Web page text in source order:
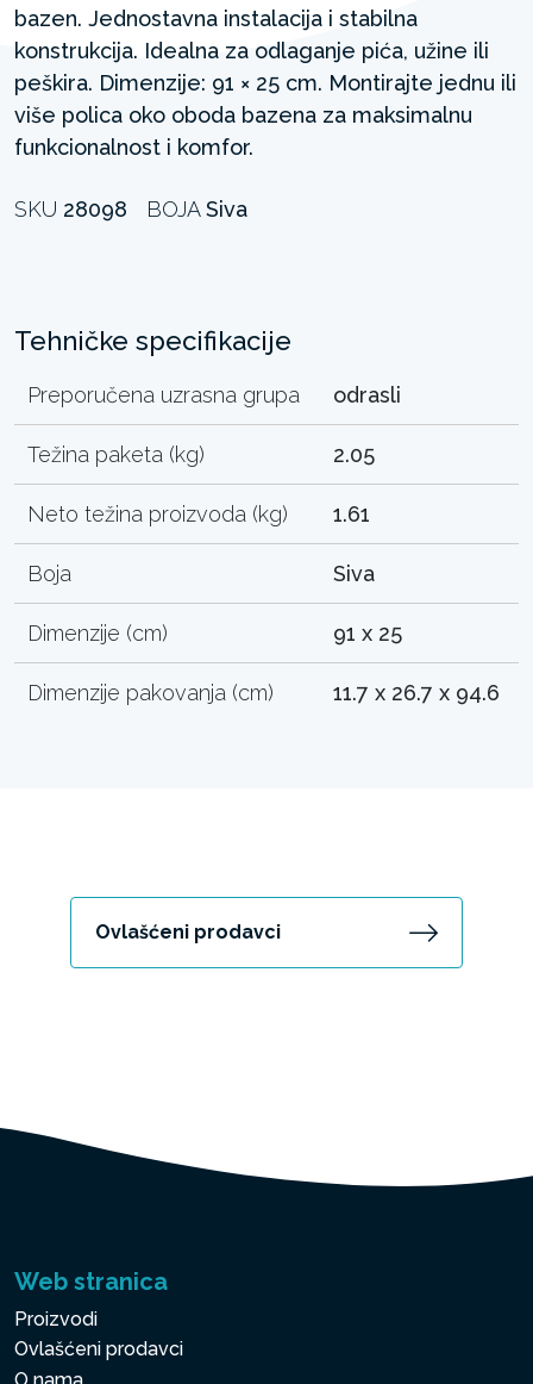
bazen. Jednostavna instalacija i stabilna
konstrukcija. Idealna za odlaganje pića, užine ili
peškira. Dimenzije: 91 × 25 cm. Montirajte jednu ili
više polica oko oboda bazena za maksimalnu
funkcionalnost i komfor.
SKU 28098 BOJASiva
Tehničke specifikacije
Preporučena uzrasna grupa odrasli
Težina paketa (kg) 2.05
Neto težina proizvoda (kg) 1.61
Boja Siva
Dimenzije (cm) 91 x 25
Dimenzije pakovanja (cm) 11.7 x 26.7 x 94.6
Ovlašćeni prodavci
Web stranica
Proizvodi
Ovlašćeni prodavci